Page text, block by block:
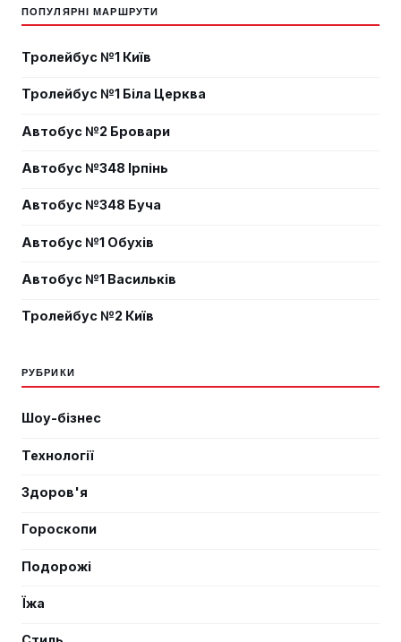
ПОПУЛЯРНІ МАРШРУТИ
Тролейбус №1 Київ
Тролейбус №1 Біла Церква
Автобус №2 Бровари
Автобус №348 Ірпінь
Автобус №348 Буча
Автобус №1 Обухів
Автобус №1 Васильків
Тролейбус №2 Київ
РУБРИКИ
Шоу-бізнес
Технології
Здоров'я
Гороскопи
Подорожі
Їжа